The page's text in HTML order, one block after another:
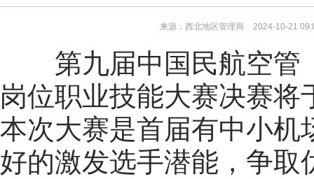
来源：西北地区管理局 2024-10-21
第九届中国民航空管
岗位职业技能大赛决赛
本次大赛是首届有中小机
好的激发选手潜能，争